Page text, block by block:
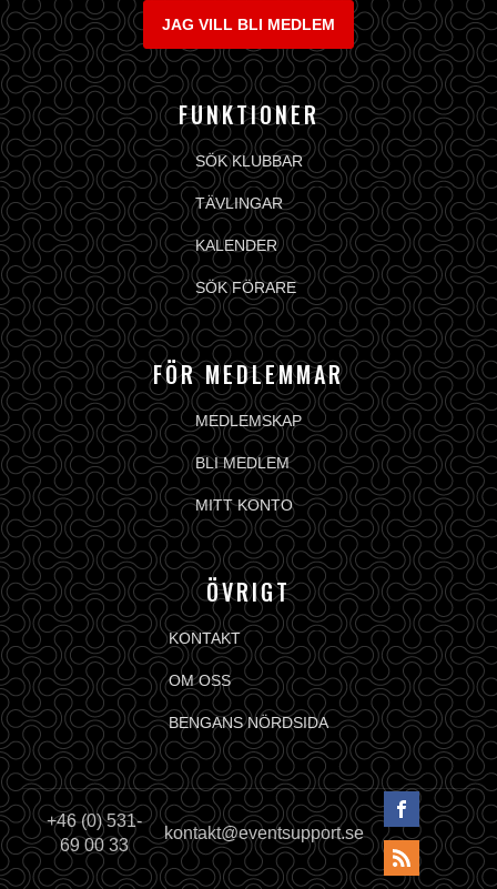
JAG VILL BLI MEDLEM
FUNKTIONER
SÖK KLUBBAR
TÄVLINGAR
KALENDER
SÖK FÖRARE
FÖR MEDLEMMAR
MEDLEMSKAP
BLI MEDLEM
MITT KONTO
ÖVRIGT
KONTAKT
OM OSS
BENGANS NÖRDSIDA
+46 (0) 531-
69 00 33
kontakt@eventsupport.se